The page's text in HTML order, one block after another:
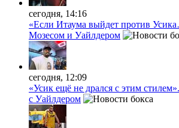
сегодня, 14:16
«Если Итаума выйдет против
Мозесом и Уайлдером
сегодня, 12:09
«Усик ещё не дрался с этим
с Уайлдером